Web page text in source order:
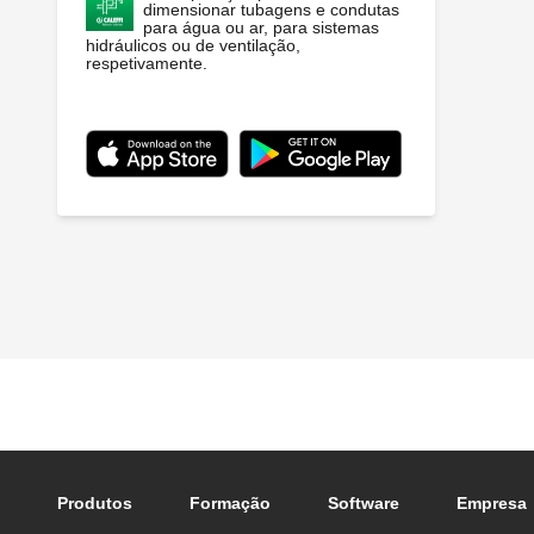
dimensionar tubagens e condutas
para água ou ar, para sistemas
hidráulicos ou de ventilação,
respetivamente.
Footer main navigation
Produtos Formação Software Empresa